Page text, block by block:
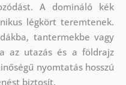
A domináló kék
légkört teremtenek.
tantermekbe vagy
az utazás és a földrajz
nyomtatás hosszú
biztosít.